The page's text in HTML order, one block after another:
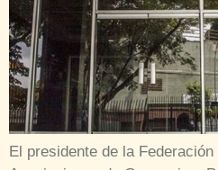
El presidente de la